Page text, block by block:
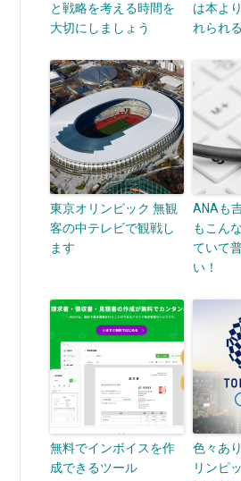
と戦略を考える時間を
大切にしましょう
は本よ
れられ
東京オリンピック 無観
客の中テレビで観戦し
ます
ANAも
もこん
ていて
い！
無料でインボイスを作
成できるツール
色々あ
リンピ